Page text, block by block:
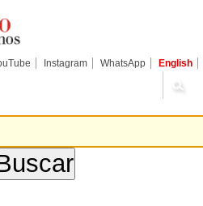
Instagram WhatsApp English